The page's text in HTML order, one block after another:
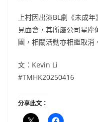
上村因出演BL劇《未成
見面會，其所屬公司星
團，相關活動亦相繼取消
文：Kevin Li
#TMHK20250416
分享此文：